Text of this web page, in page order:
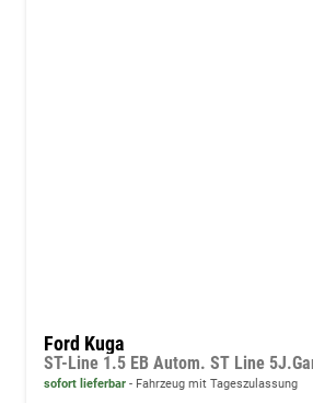
Ford Kuga
ST-Line 1.5 EB Autom. ST Line
sofort lieferbar Fahrzeug mit Tageszulassung